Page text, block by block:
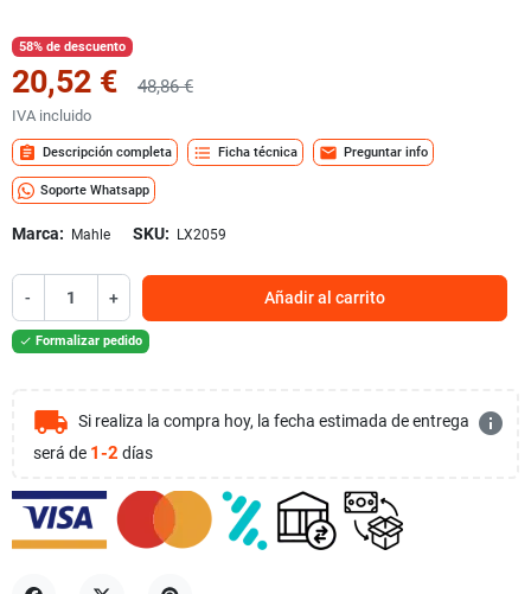
58% de descuento
20,52 € 48,86 €
IVA incluido
assignment Descripción completa format_list_bulleted Ficha técnica mail Preguntar info
Soporte Whatsapp
Marca: Mahle SKU: LX2059
- + Añadir al carrito
 Formalizar pedido
local_shipping Si realiza la compra hoy, la fecha estimada de entrega
será de 1-2 días
info